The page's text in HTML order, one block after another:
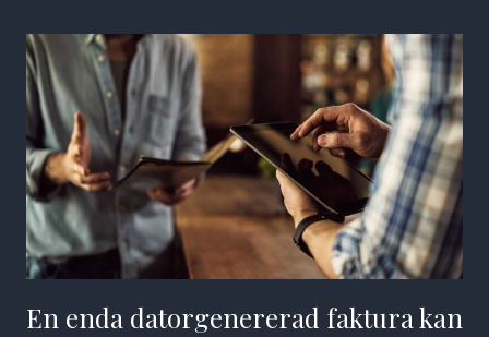
En enda datorgenererad faktura kan